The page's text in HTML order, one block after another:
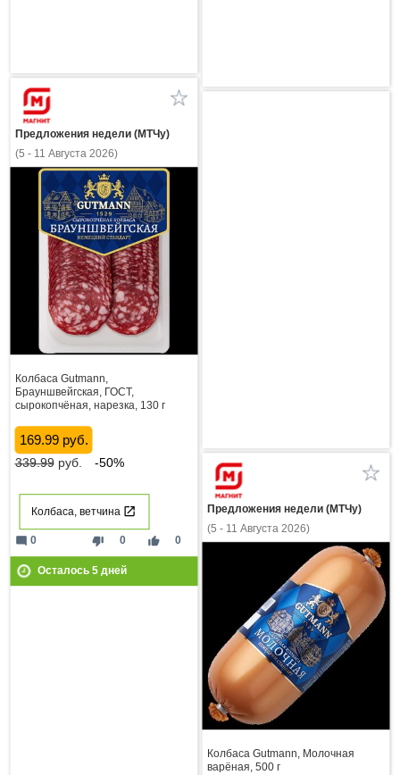
Предложения недели (МТЧу)
(5 - 11 Августа 2026)
Колбаса Gutmann,
Брауншвейгская, ГОСТ,
сырокопчёная, нарезка, 130 г
169.99 руб.
339.99руб. -50%
Колбаса, ветчина
thumb_down 0 thumb_up 0
mode_comment 0
Осталось 5дней
Предложения недели (МТЧу)
(5 - 11 Августа 2026)
Колбаса Gutmann, Молочная
варёная, 500 г